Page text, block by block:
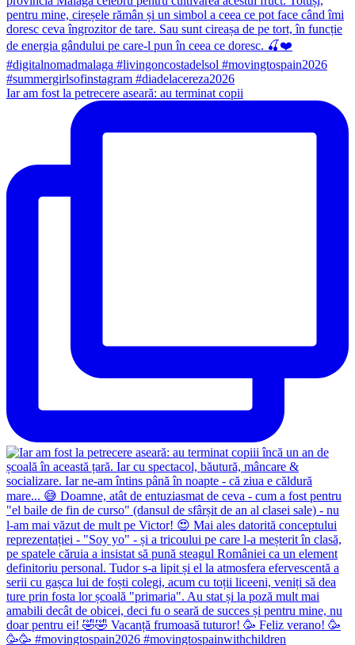
Iar am fost la petrecere aseară: au terminat copii